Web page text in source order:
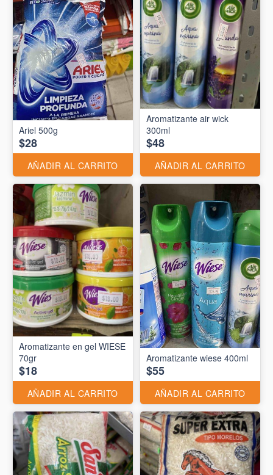
Ariel 500g
$28
AÑADIR AL CARRITO
Aromatizante air wick
300ml
$48
AÑADIR AL CARRITO
Aromatizante en gel WIESE
70gr
$18
AÑADIR AL CARRITO
Aromatizante wiese 400ml
$55
AÑADIR AL CARRITO